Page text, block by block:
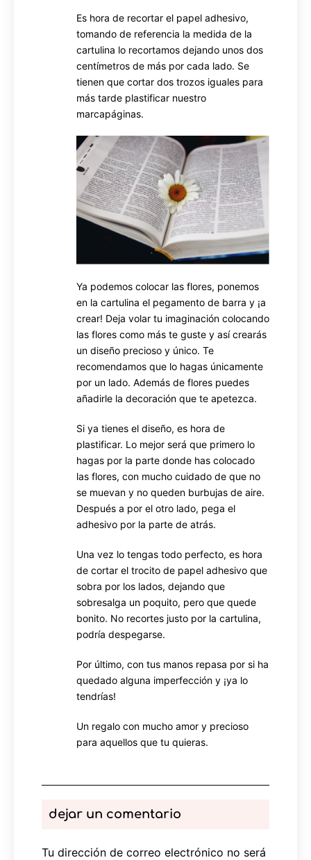
Es hora de recortar el papel adhesivo,
tomando de referencia la medida de la
cartulina lo recortamos dejando unos dos
centímetros de más por cada lado. Se
tienen que cortar dos trozos iguales para
más tarde plastificar nuestro
marcapáginas.
Ya podemos colocar las flores, ponemos
en la cartulina el pegamento de barra y ¡a
crear! Deja volar tu imaginación colocando
las flores como más te guste y así crearás
un diseño precioso y único. Te
recomendamos que lo hagas únicamente
por un lado. Además de flores puedes
añadirle la decoración que te apetezca.
Si ya tienes el diseño, es hora de
plastificar. Lo mejor será que primero lo
hagas por la parte donde has colocado
las flores, con mucho cuidado de que no
se muevan y no queden burbujas de aire.
Después a por el otro lado, pega el
adhesivo por la parte de atrás.
Una vez lo tengas todo perfecto, es hora
de cortar el trocito de papel adhesivo que
sobra por los lados, dejando que
sobresalga un poquito, pero que quede
bonito. No recortes justo por la cartulina,
podría despegarse.
Por último, con tus manos repasa por si ha
quedado alguna imperfección y ¡ya lo
tendrías!
Un regalo con mucho amor y precioso
para aquellos que tu quieras.
dejar un comentario
Tu dirección de correo electrónico no será